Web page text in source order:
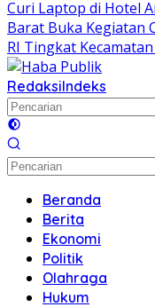
Curi Laptop di Hotel
Barat Buka Kegiatan
RI Tingkat
RedaksiIndeks
Beranda
Berita
Ekonomi
Politik
Olahraga
Hukum